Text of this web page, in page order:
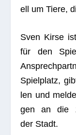
ell um Tiere,
Sven Kirse
für den
Spiel­platz,
len und
gen an die
der Stadt.